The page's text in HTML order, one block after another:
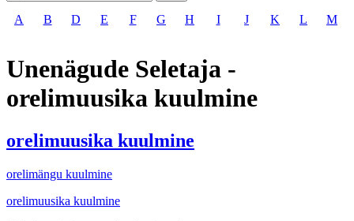
A B D E F G H I J K L M
Unenägude Seletaja -
orelimuusika kuulmine
orelimuusika kuulmine
orelimängu kuulmine
orelimuusika kuulmine